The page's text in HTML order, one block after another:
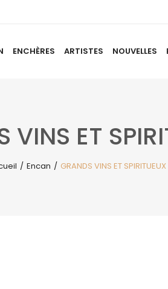
ENCHÈRES ARTISTES NOUVELLES
VINS ET
/ Encan / GRANDS VINS ET SPIRITUEUX